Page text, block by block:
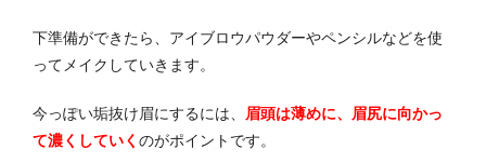
下準備ができたら、アイブロウパウダーやペンシルなどを使
ってメイクしていきます。
今っぽい垢抜け眉にするには、
眉頭は薄めに、眉尻に向かっ
て濃くしていく のがポイントです。